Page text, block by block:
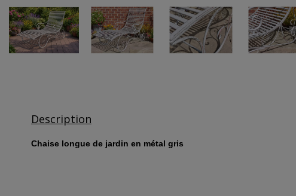
Description
Chaise longue de jardin en métal gris